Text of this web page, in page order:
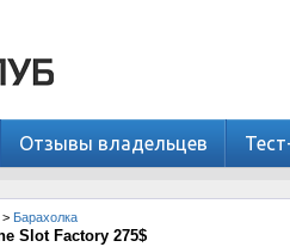
Отзывы владельцев
> Барахолка
Slot Factory 275$